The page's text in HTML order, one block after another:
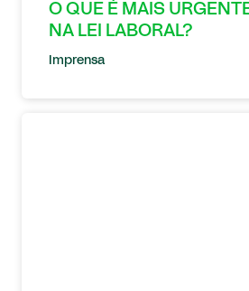
O QUE É MAIS
NA LEI LABORAL?
Imprensa